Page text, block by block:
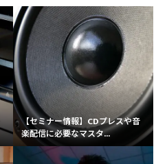
【セミナー情報】CDプレスや音
楽配信に必要なマスタ...